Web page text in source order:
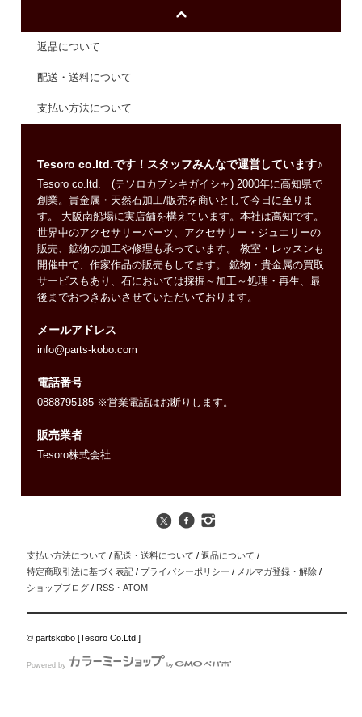
返品について
配送・送料について
支払い方法について
Tesoro co.ltd.です！スタッフみんなで運営しています♪
Tesoro co.ltd. (テソロカブシキガイシャ) 2000年に高知県で
創業。貴金属・天然石加工/販売を商いとして今日に至りま
す。 大阪南船場に実店舗を構えています。本社は高知です。
世界中のアクセサリーパーツ、アクセサリー・ジュエリーの
販売、鉱物の加工や修理も承っています。 教室・レッスンも
開催中で、作家作品の販売もしてます。 鉱物・貴金属の買取
サービスもあり、石においては採掘～加工～処理・再生、最
後までおつきあいさせていただいております。
メールアドレス
info@parts-kobo.com
電話番号
0888795185 ※営業電話はお断りします。
販売業者
Tesoro株式会社
支払い方法について / 配送・送料について / 返品について /
特定商取引法に基づく表記 / プライバシーポリシー / メルマガ登録・解除 /
ショップブログ / RSS ・ATOM
© partskobo [Tesoro Co.Ltd.]
Powered by